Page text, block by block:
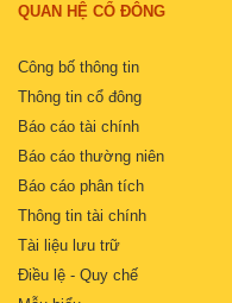
QUAN HỆ CỔ ĐÔNG
Công bố thông tin
Thông tin cổ đông
Báo cáo tài chính
Báo cáo thường niên
Báo cáo phân tích
Thông tin tài chính
Tài liệu lưu trữ
Điều lệ - Quy chế